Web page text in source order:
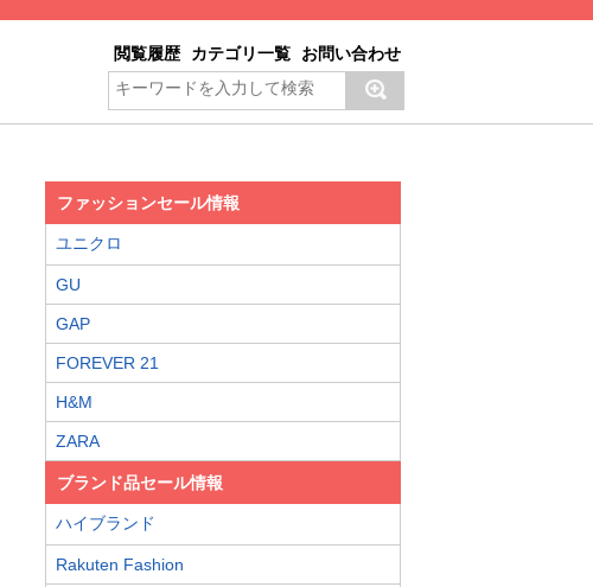
閲覧履歴 カテゴリ一覧 お問い合わせ
ファッションセール情報
ユニクロ
GU
GAP
FOREVER 21
H&M
ZARA
ブランド品セール情報
ハイブランド
Rakuten Fashion